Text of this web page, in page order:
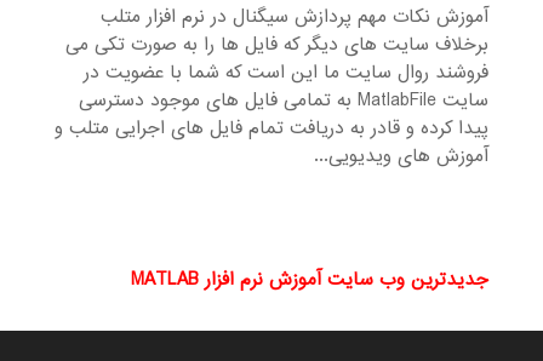
آموزش نکات مهم پردازش سیگنال در نرم افزار متلب
برخلاف سایت های دیگر که فایل ها را به صورت تکی می
فروشند روال سایت ما این است که شما با عضویت در
سایت MatlabFile به تمامی فایل های موجود دسترسی
پیدا کرده و قادر به دریافت تمام فایل های اجرایی متلب و
آموزش های ویدیویی...
جدیدترین وب سایت آموزش نرم افزار MATLAB